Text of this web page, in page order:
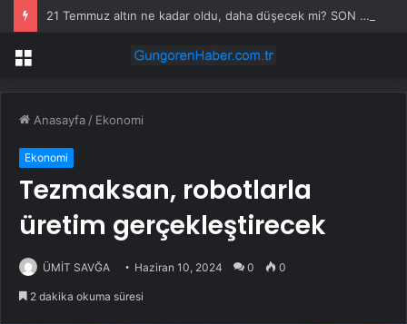
21 Temmuz altın ne kadar oldu, daha düşecek mi? SON DAKİKA! Altın fiyatları yükseldi mi, düştü mü? Güncel altın fiyatları!
Menü
Anasayfa / Ekonomi
Ekonomi
Tezmaksan, robotlarla
üretim gerçekleştirecek
ÜMİT SAVĞA Haziran 10, 2024 0 0
2 dakika okuma süresi